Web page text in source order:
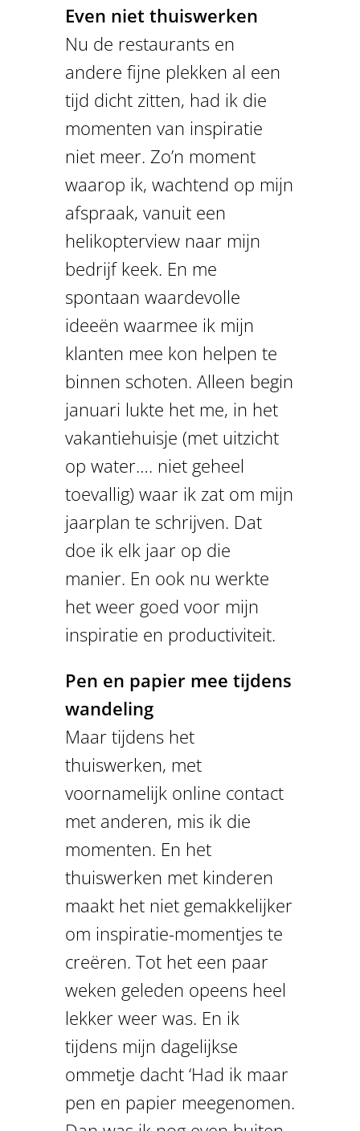
Even niet thuiswerken
Nu de restaurants en
andere fijne plekken al een
tijd dicht zitten, had ik die
momenten van inspiratie
niet meer. Zo’n moment
waarop ik, wachtend op mijn
afspraak, vanuit een
helikopterview naar mijn
bedrijf keek. En me
spontaan waardevolle
ideeën waarmee ik mijn
klanten mee kon helpen te
binnen schoten. Alleen begin
januari lukte het me, in het
vakantiehuisje (met uitzicht
op water…. niet geheel
toevallig) waar ik zat om mijn
jaarplan te schrijven. Dat
doe ik elk jaar op die
manier. En ook nu werkte
het weer goed voor mijn
inspiratie en productiviteit.
Pen en papier mee tijdens
wandeling
Maar tijdens het
thuiswerken, met
voornamelijk online contact
met anderen, mis ik die
momenten. En het
thuiswerken met kinderen
maakt het niet gemakkelijker
om inspiratie-momentjes te
creëren. Tot het een paar
weken geleden opeens heel
lekker weer was. En ik
tijdens mijn dagelijkse
ommetje dacht ‘Had ik maar
pen en papier meegenomen.